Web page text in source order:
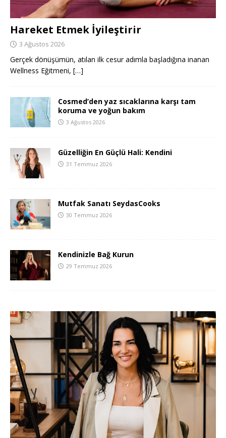
Hareket Etmek İyileştirir
3 Ağustos 2026
Gerçek dönüşümün, atılan ilk cesur adımla başladığına inanan
Wellness Eğitmeni, […]
Cosmed’den yaz sıcaklarına karşı tam
koruma ve yoğun bakım
3 Ağustos 2026
Güzelliğin En Güçlü Hali: Kendini
31 Temmuz 2026
Mutfak Sanatı SeydasCooks
30 Temmuz 2026
Kendinizle Bağ Kurun
29 Temmuz 2026